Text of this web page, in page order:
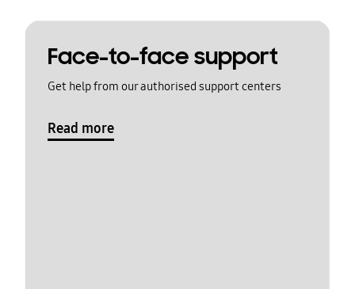
Face-to-face support
Get help from our authorised support centers
Read more